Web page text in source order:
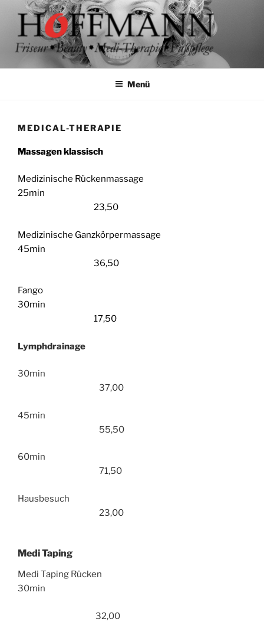
springen
Menü
MEDICAL-THERAPIE
Massagen klassisch
Medizinische Rückenmassage
25min
23,50
Medizinische Ganzkörpermassage
45min
36,50
Fango
30min
17,50
Lymphdrainage
30min
37,00
45min
55,50
60min
71,50
Hausbesuch
23,00
Medi Taping
Medi Taping Rücken
30min
32,00